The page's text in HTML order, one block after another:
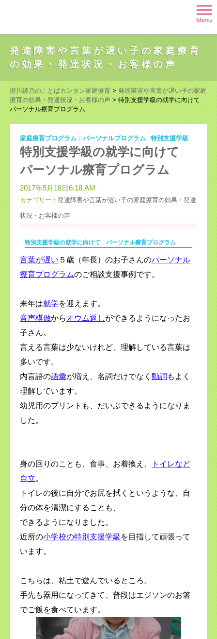
発達障害や言葉が遅い子の家庭療育
の効果・発達状況・お客様の声
澄川綾乃のことばカンタン家庭療育 > 発達障害や言葉が遅い子の家庭
療育の効果・発達状況・お客様の声 > 特別支援学級の就学に向けて
パーソナル療育プログラム
家庭療育プログラム：パーソナルプログラム 特別支援学級
特別支援学級の就学に向けて
パーソナル療育プログラム
2017年5月18日6:18 AM
カテゴリー： 発達障害や言葉が遅い子の家庭療育の効果・発達
状況・お客様の声
特別支援学級の就学に向けて パーソナル療育プログラム
言葉が遅い ５歳（年長）のお子さんのパーソナル
療育プログラムのご相談支援事例です。
来年は就学を迎えます。
音声模倣からオウム返しができるようになったお
子さん。
言える言葉は少ないけれど、理解している言葉は
多いです。
内言語の語彙が増え、名詞だけでなく 動詞 もよく
理解しています。
幼児用のプリントも、だいぶできるようになりま
した。
身の回りのことも、食事、お着換え、
トイレなど
自立。
トイレの後に自分でお尻を拭くというような、自
分の体を清潔にすることも、
できるようになりました。
近所の小学校の特別支援学級 を目指して頑張って
います。
こちらは、粘土で遊んでいるところ。
手先も器用になってきて、普段はエジソンのお箸
でご飯を食べています。